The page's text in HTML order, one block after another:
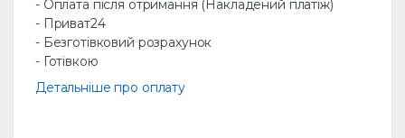
- Оплата після отримання (Накладений платіж)
- Приват24
- Безготівковий розрахунок
- Готівкою
Детальніше про оплату